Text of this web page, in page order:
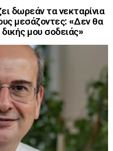
δωρεάν τα νεκταρίνια
μεσάζοντες: «Δεν θα
μου σοδειάς»